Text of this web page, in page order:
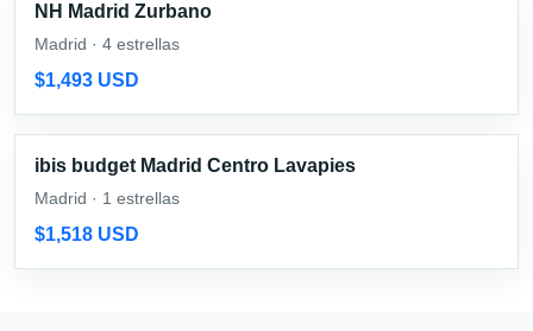
NH Madrid Zurbano
Madrid · 4 estrellas
$1,493 USD
ibis budget Madrid Centro Lavapies
Madrid · 1 estrellas
$1,518 USD